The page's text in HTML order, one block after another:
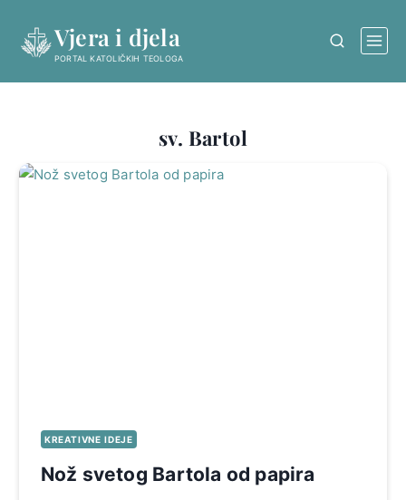
content
Vjera i djela
PORTAL KATOLIČKIH TEOLOGA
sv. Bartol
KREATIVNE IDEJE
Nož svetog Bartola od papira